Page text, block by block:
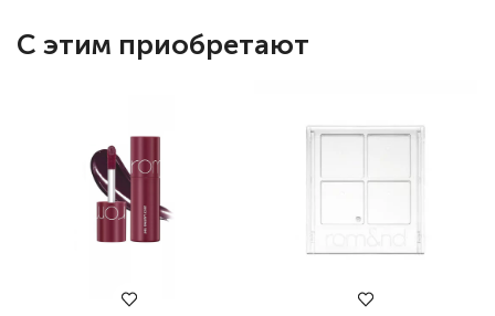
С этим приобретают